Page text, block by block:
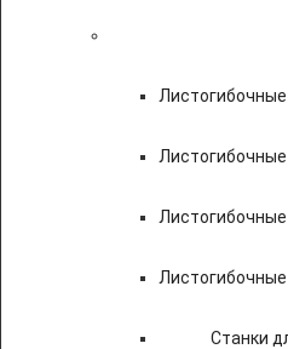
Станки